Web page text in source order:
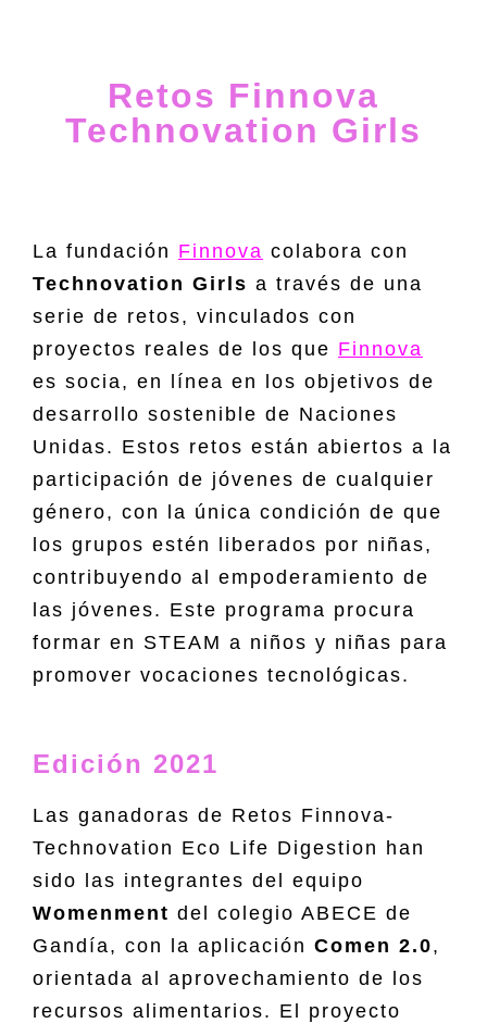
Retos Finnova
Technovation Girls
La fundación Finnova colabora con
Technovation Girls a través de una
serie de retos, vinculados con
proyectos reales de los que Finnova
es socia, en línea en los objetivos de
desarrollo sostenible de Naciones
Unidas. Estos retos están abiertos a la
participación de jóvenes de cualquier
género, con la única condición de que
los grupos estén liberados por niñas,
contribuyendo al empoderamiento de
las jóvenes. Este programa procura
formar en STEAM a niños y niñas para
promover vocaciones tecnológicas.
Edición 2021
Las ganadoras de Retos Finnova-
Technovation Eco Life Digestion han
sido las integrantes del equipo
Womenment del colegio ABECE de
Gandía, con la aplicación Comen 2.0,
orientada al aprovechamiento de los
recursos alimentarios. El proyecto